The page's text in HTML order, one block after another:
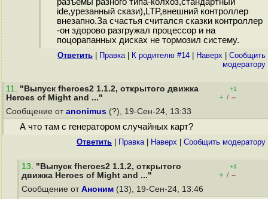
разъемы разного типа-колхоз,стандартный
ide,урезанный скази),LTP,внешний контроллер
внезапно.За счастья считался сказки контроллер
-он здорово разгружал процессор и на
поцорапанных дисках не тормозил систему.
Ответить Правка| К родителю #14 Наверх
Cообщить
модератору
11. "Выпуск fheroes2 1.1.2, открытого движка
Heroes of Might and ..."
+1
+ / –
Сообщение от anonimus (?), 19-Сен-24, 13:33
А что там с генератором случайных карт?
Ответить Правка| Наверх Cообщить модератору
13. "Выпуск fheroes2 1.1.2, открытого
движка Heroes of Might and ..."
+3
+ / –
Сообщение от Аноним (13), 19-Сен-24, 13:46